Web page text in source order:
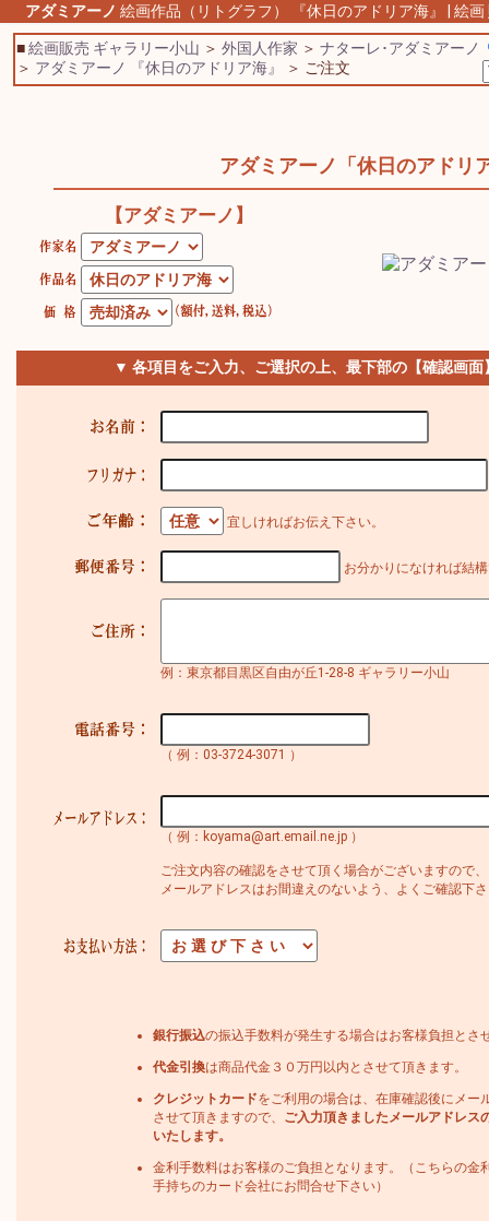
アダミアーノ 絵画作品（リトグラフ） 『休日のアドリア海』 | 絵
■絵画販売 ギャラリー小山 ＞ 外国人作家 ＞ ナターレ･アダミアーノ
＞ アダミアーノ 『休日のアドリア海』 ＞ ご注文
アダミアーノ「休日のアドリ
【アダミアーノ】
▼ 各項目をご入力、ご選択の上、最下部の【確認画
宜しければお伝え下さい。
お分かりになければ結
例：東京都目黒区自由が丘1-28-8 ギャラリー小山
（ 例：03-3724-3071 ）
（ 例：koyama@art.email.ne.jp ）
ご注文内容の確認をさせて頂く場合がございますので、
メールアドレスはお間違えのないよう、よくご確認下
銀行振込の振込手数料が発生する場合はお客様負担とさ
代金引換は商品代金３０万円以内とさせて頂きます。
クレジットカードをご利用の場合は、在庫確認後にメー
させて頂きますので、
ご入力頂きましたメールアドレス
いたします。
金利手数料はお客様のご負担となります。（こちらの金
手持ちのカード会社にお問合せ下さい）